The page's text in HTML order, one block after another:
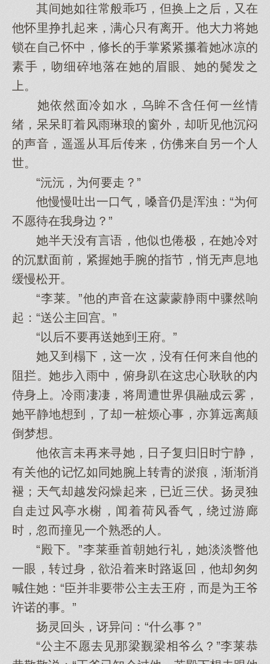
其间她如往常般乖巧，但换上之后，又在
他怀里挣扎起来，满心只有离开。他大力将她
锁在自己怀中，修长的手掌紧紧攥着她冰凉的
素手，吻细碎地落在她的眉眼、她的鬓发之
上。
她依然面冷如水，乌眸不含任何一丝情
绪，呆呆盯着风雨琳琅的窗外，却听见他沉闷
的声音，遥遥从耳后传来，仿佛来自另一个人
世。
“沅沅，为何要走？”
他慢慢吐出一口气，嗓音仍是浑浊：“为何
不愿待在我身边？”
她半天没有言语，他似也倦极，在她冷对
的沉默面前，紧握她手腕的指节，悄无声息地
缓慢松开。
“李莱。”他的声音在这蒙蒙静雨中骤然响
起：“送公主回宫。”
“以后不要再送她到王府。”
她又到榻下，这一次，没有任何来自他的
阻拦。她步入雨中，俯身趴在这忠心耿耿的内
侍身上。冷雨凄凄，将周遭世界俱融成云雾，
她平静地想到，了却一桩烦心事，亦算远离颠
倒梦想。
他依言未再来寻她，日子复归旧时宁静，
有关他的记忆如同她腕上转青的淤痕，渐渐消
褪；天气却越发闷燥起来，已近三伏。扬灵独
自走过风亭水榭，闻着荷风香气，绕过游廊
时，忽而撞见一个熟悉的人。
“殿下。”李莱垂首朝她行礼，她淡淡瞥他
一眼，转过身，欲沿着来时路返回，他却匆匆
喊住她：“臣并非要带公主去王府，而是为王爷
许诺的事。”
扬灵回头，讶异问：“什么事？”
“公主不愿去见那梁觐梁相爷么？”李莱恭